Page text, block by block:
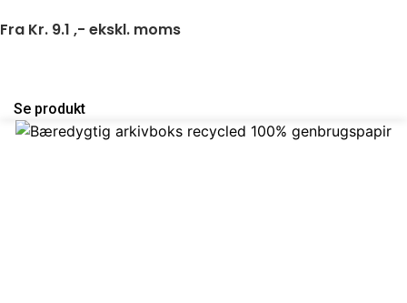
Fra Kr. 9.1 ,- ekskl. moms
Se produkt